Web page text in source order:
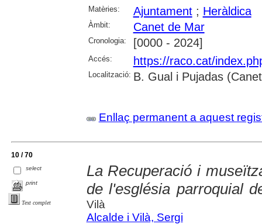
Matèries: Ajuntament; Heràldica
Àmbit: Canet de Mar
Cronologia: [0000 - 2024]
Accés: https://raco.cat/
Localització: B. Gual i Pujadas
Enllaç permanent a aquest
10 / 70
select
print
Text complet
La Recuperació i
de l'església parroquial
Vilà
Alcalde i Vilà, Sergi